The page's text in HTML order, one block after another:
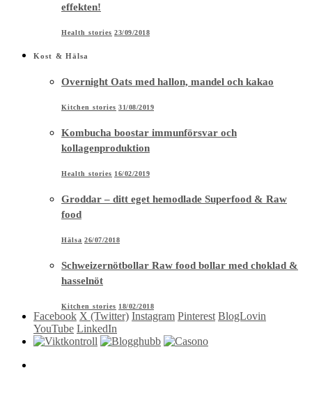
effekten!
Health stories 23/09/2018
Kost & Hälsa
Overnight Oats med hallon, mandel och kakao
Kitchen stories 31/08/2019
Kombucha boostar immunförsvar och
kollagenproduktion
Health stories 16/02/2019
Groddar – ditt eget hemodlade Superfood & Raw
food
Hälsa 26/07/2018
Schweizernötbollar Raw food bollar med choklad &
hasselnöt
Kitchen stories 18/02/2018
Facebook X (Twitter) Instagram Pinterest BlogLovin
YouTube LinkedIn